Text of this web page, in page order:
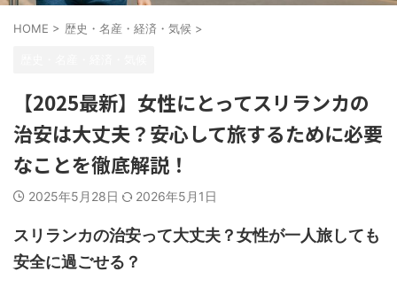
HOME > 歴史・名産・経済・気候 >
【2025最新】女性にとってスリランカの
治安は大丈夫？安心して旅するために必要
なことを徹底解説！
2025年5月28日 2026年5月1日
スリランカの治安って大丈夫？女性が一人旅しても
安全に過ごせる？